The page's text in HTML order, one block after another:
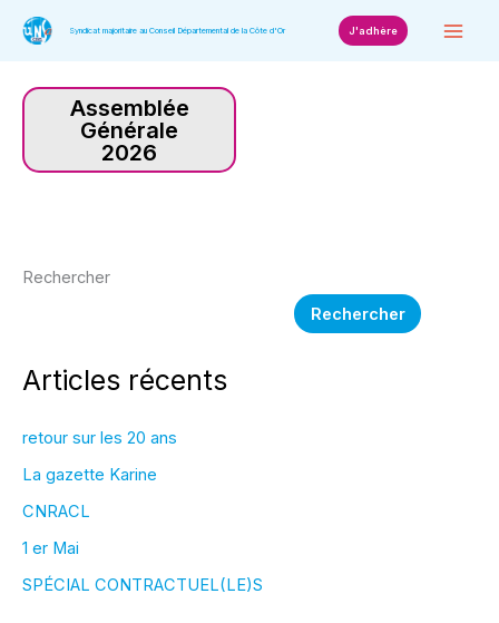
Aller
Syndicat majoritaire au Conseil Départemental de la Côte d'Or J'adhère
Assemblée
Générale
2026
Rechercher
Rechercher
Articles récents
retour sur les 20 ans
La gazette Karine
CNRACL
1 er Mai
SPÉCIAL CONTRACTUEL(LE)S